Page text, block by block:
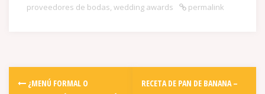
proveedores de bodas, wedding awards permalink
Post
¿MENÚ FORMAL O
RECETA DE PAN DE BANANA –